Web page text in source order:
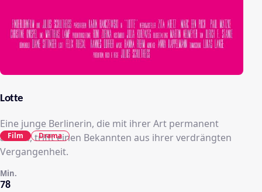
Lotte
Eine junge Berlinerin, die mit ihrer Art permanent
aneckt, trifft einen Bekannten aus ihrer verdrängten
Vergangenheit.
78
Min.
Film Drama